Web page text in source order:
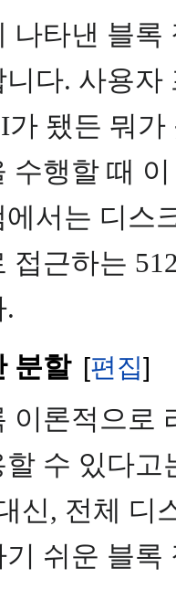
나타낸 블록
니다. 사용자
가 됐든 뭐
수행할 때
에서는 디스
접근하는
분할 [편집]
이론적으로
할 수 있다고
신, 전체 디
기 쉬운 블록